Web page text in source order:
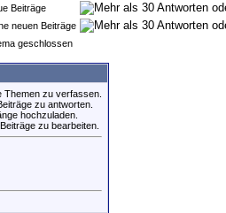
Beiträge
neuen Beiträge
geschlossen
Themen zu verfassen.
zu antworten.
hochzuladen.
Beiträge zu bearbeiten.